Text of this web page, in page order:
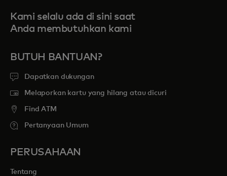
Kami selalu ada di sini saat
Anda membutuhkan kami
BUTUH BANTUAN?
Dapatkan dukungan
Melaporkan kartu yang hilang atau dicuri
Find ATM
Pertanyaan Umum
PERUSAHAAN
Tentang